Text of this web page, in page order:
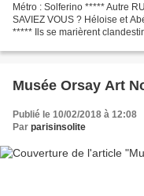
Métro : Solferino ***** Autre
SAVIEZ VOUS ? Héloise et
***** Ils se marièrent
Musée Orsay Art
Publié le 10/02/2018 à 12:08
Par parisinsolite